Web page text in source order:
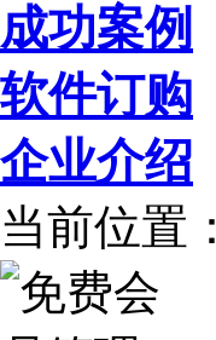
成功案例
软件订购
企业介绍
当前位置：